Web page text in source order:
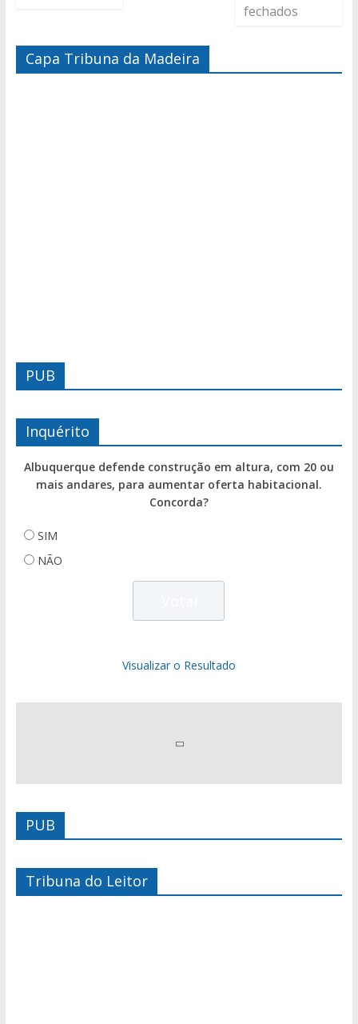
fechados
Capa Tribuna da Madeira
PUB
Inquérito
Albuquerque defende construção em altura, com 20 ou
mais andares, para aumentar oferta habitacional.
Concorda?
SIM
NÃO
Visualizar o Resultado
PUB
Tribuna do Leitor